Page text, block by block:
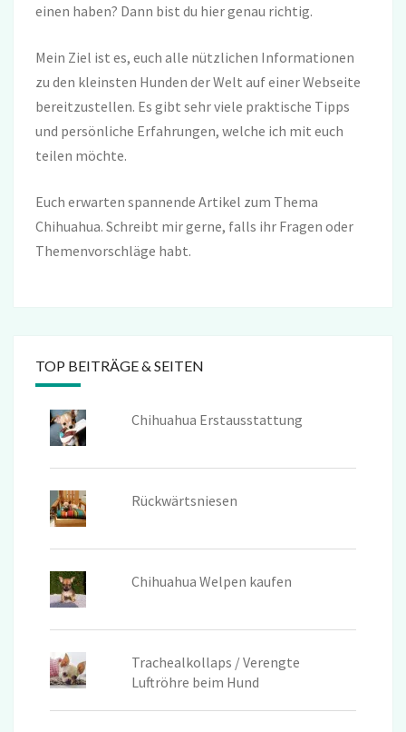
einen haben? Dann bist du hier genau richtig.
Mein Ziel ist es, euch alle nützlichen Informationen
zu den kleinsten Hunden der Welt auf einer Webseite
bereitzustellen. Es gibt sehr viele praktische Tipps
und persönliche Erfahrungen, welche ich mit euch
teilen möchte.
Euch erwarten spannende Artikel zum Thema
Chihuahua. Schreibt mir gerne, falls ihr Fragen oder
Themenvorschläge habt.
TOP BEITRÄGE & SEITEN
Chihuahua Erstausstattung
Rückwärtsniesen
Chihuahua Welpen kaufen
Trachealkollaps / Verengte
Luftröhre beim Hund